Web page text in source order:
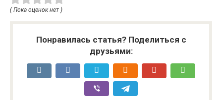
( Пока оценок нет )
Понравилась статья? Поделиться с
друзьями: